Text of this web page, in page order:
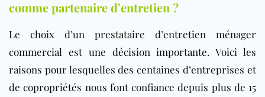
comme partenaire d’entretien ?
Le choix d’un prestataire d’entretien ménager
commercial est une décision importante. Voici les
raisons pour lesquelles des centaines d’entreprises et
de copropriétés nous font confiance depuis plus de 15